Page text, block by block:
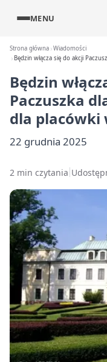
MENU
Strona główna Wiadomości
Będzin włącza się do akcji
Będzin
Paczuszka
dla placówki
22 grudnia 2025
2 min czytania